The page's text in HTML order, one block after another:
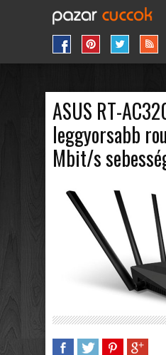
ASUS RT-
leggyorsabb
Mbit/s